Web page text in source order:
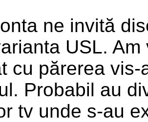
ne invită
USL.
cu părerea
Probabil au
tv unde s-au